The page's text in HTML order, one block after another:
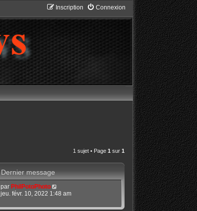
Connexion
Inscription
1 sujet • Page 1 sur 1
Dernier message
par PhilPotoPhoto
jeu. févr. 10, 2022 1:48 am